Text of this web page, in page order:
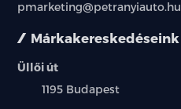
Márkakereskedéseink
Üllői út
Település:
1195 Budapest
pmarketing@petranyiauto.hu